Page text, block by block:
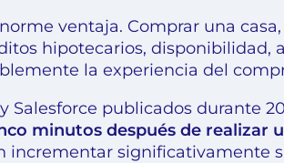
ventaja. Comprar una
hipotecarios, disponibilidad,
la experiencia del
Salesforce publicados durante
minutos después de realizar
significativamente